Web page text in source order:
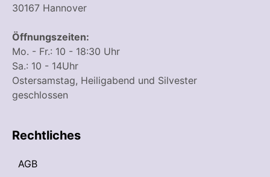
30167 Hannover
Öffnungszeiten:
Mo. - Fr.: 10 - 18:30 Uhr
Sa.: 10 - 14Uhr
Ostersamstag, Heiligabend und Silvester
geschlossen
Rechtliches
AGB